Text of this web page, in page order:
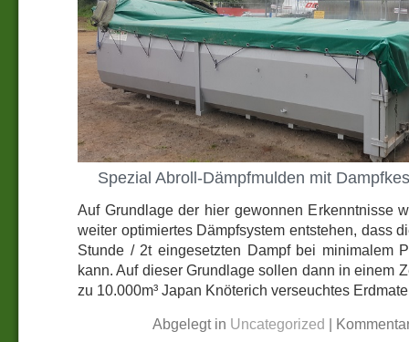
Spezial Abroll-Dämpfmulden mit
Auf Grundlage der hier gewonnen Erkenntnisse
weiter optimiertes Dämpfsystem entstehen, dass
Stunde / 2t eingesetzten Dampf bei minimalem
kann. Auf dieser Grundlage sollen dann in einem
zu 10.000m³ Japan Knöterich verseuchtes
Abgelegt in Uncategorized |